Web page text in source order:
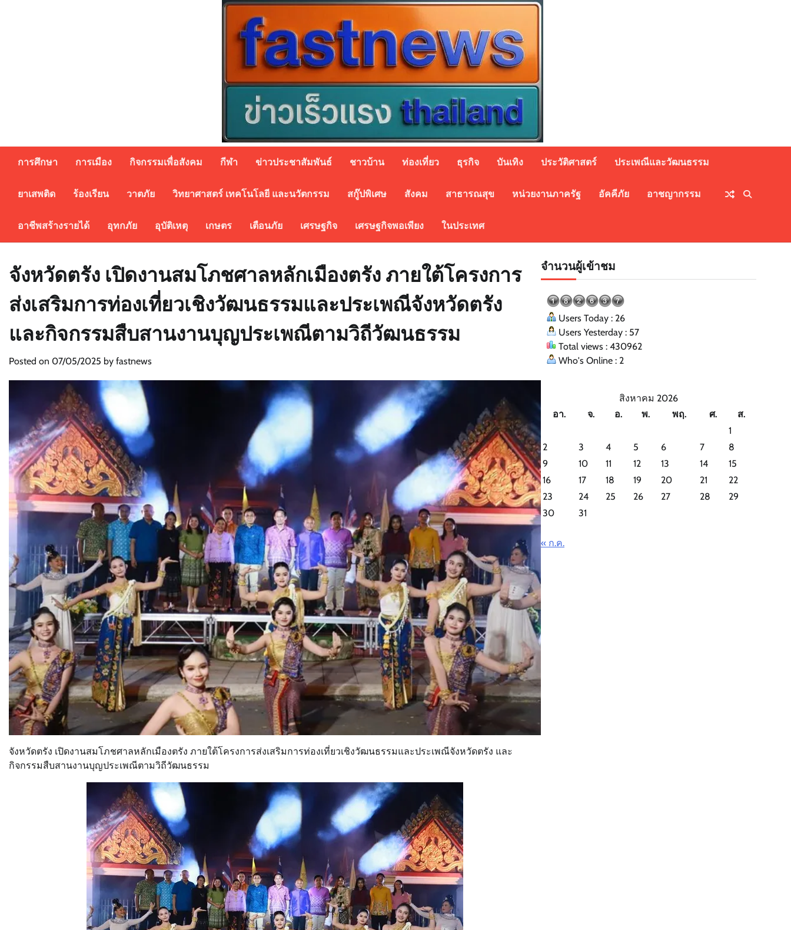
การศึกษา การเมือง กิจกรรมเพื่อสังคม กีฬา ข่าวประชาสัมพันธ์ ชาวบ้าน ท่องเที่ยว ธุรกิจ บันเทิง ประวัติศาสตร์ ประเพณีและวัฒนธรรม
ยาเสพติด ร้องเรียน วาตภัย วิทยาศาสตร์ เทคโนโลยี และนวัตกรรม สกู๊ปพิเศษ สังคม สาธารณสุข หน่วยงานภาครัฐ อัคคีภัย อาชญากรรม
อาชีพสร้างรายได้ อุทกภัย อุบัติเหตุ เกษตร เตือนภัย เศรษฐกิจ เศรษฐกิจพอเพียง ในประเทศ
จังหวัดตรัง เปิดงานสมโภชศาลหลักเมืองตรัง ภายใต้โครงการ
ส่งเสริมการท่องเที่ยวเชิงวัฒนธรรมและประเพณีจังหวัดตรัง
และกิจกรรมสืบสานงานบุญประเพณีตามวิถีวัฒนธรรม
Posted on 07/05/2025 by fastnews
จังหวัดตรัง เปิดงานสมโภชศาลหลักเมืองตรัง ภายใต้โครงการส่งเสริมการท่องเที่ยวเชิงวัฒนธรรมและประเพณีจังหวัดตรัง และ
กิจกรรมสืบสานงานบุญประเพณีตามวิถีวัฒนธรรม
จำนวนผู้เข้าชม
Users Today : 26
Users Yesterday : 57
Total views : 430962
Who's Online : 2
สิงหาคม 2026
อา.
จ. อ. พ. พฤ. ศ.
ส.
1
2
3 4 5 6 7
8
9
10 11 12 13 14
15
16
17 18 19 20 21
22
23
24 25 26 27 28
29
30
31
« ก.ค.